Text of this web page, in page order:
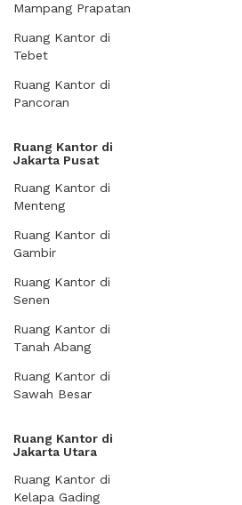
Mampang Prapatan
Ruang Kantor di
Tebet
Ruang Kantor di
Pancoran
Ruang Kantor di
Jakarta Pusat
Ruang Kantor di
Menteng
Ruang Kantor di
Gambir
Ruang Kantor di
Senen
Ruang Kantor di
Tanah Abang
Ruang Kantor di
Sawah Besar
Ruang Kantor di
Jakarta Utara
Ruang Kantor di
Kelapa Gading